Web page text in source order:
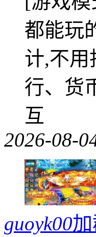
都能玩
计,不用
行、货
互
2026-08-
guoyk00